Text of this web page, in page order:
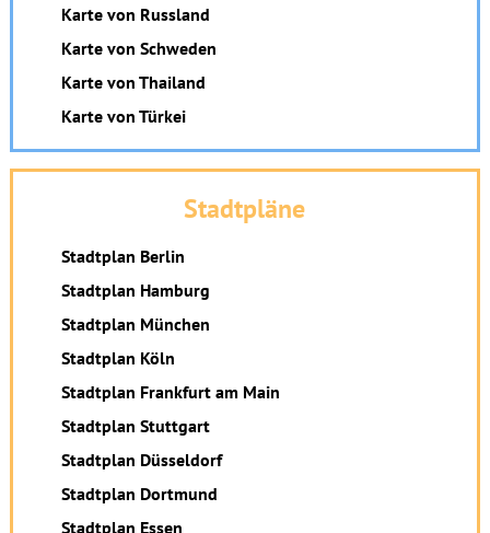
Karte von Russland
Karte von Schweden
Karte von Thailand
Karte von Türkei
Stadtpläne
Stadtplan Berlin
Stadtplan Hamburg
Stadtplan München
Stadtplan Köln
Stadtplan Frankfurt am Main
Stadtplan Stuttgart
Stadtplan Düsseldorf
Stadtplan Dortmund
Stadtplan Essen